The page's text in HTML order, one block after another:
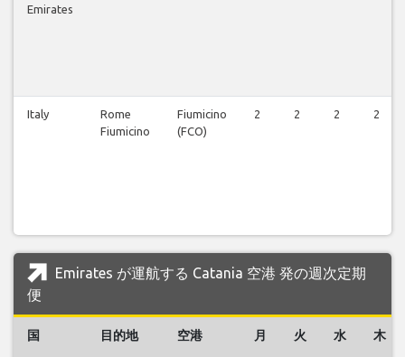
Emirates
Italy
Rome
Fiumicino
Fiumicino
(FCO)
2 2 2 2
Emirates が運航する Catania 空港 発の週次定期
便
国 目的地 空港 月 火 水 木